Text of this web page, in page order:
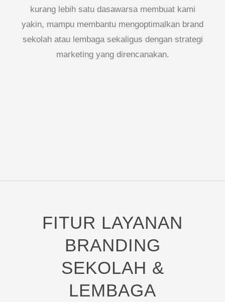
kurang lebih satu dasawarsa membuat kami
yakin, mampu membantu mengoptimalkan brand
sekolah atau lembaga sekaligus dengan strategi
marketing yang direncanakan.
FITUR LAYANAN
BRANDING
SEKOLAH &
LEMBAGA